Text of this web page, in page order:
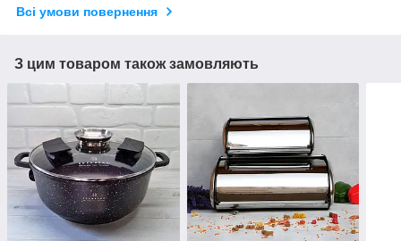
Всі умови повернення
З цим товаром також замовляють